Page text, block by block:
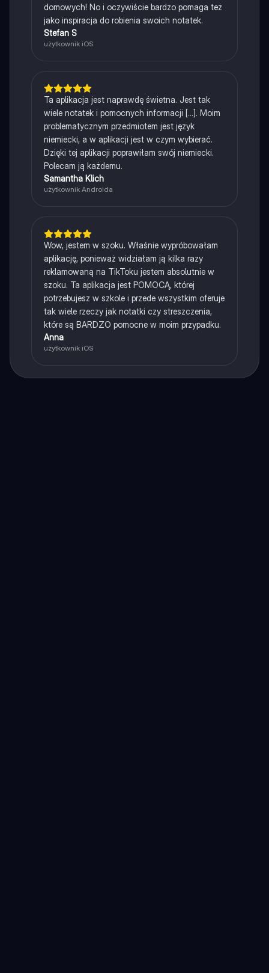
domowych! No i oczywiście bardzo pomaga też
jako inspiracja do robienia swoich notatek.
Stefan S
użytkownik iOS
Ta aplikacja jest naprawdę świetna. Jest tak
wiele notatek i pomocnych informacji [...]. Moim
problematycznym przedmiotem jest język
niemiecki, a w aplikacji jest w czym wybierać.
Dzięki tej aplikacji poprawiłam swój niemiecki.
Polecam ją każdemu.
Samantha Klich
użytkownik Androida
Wow, jestem w szoku. Właśnie wypróbowałam
aplikację, ponieważ widziałam ją kilka razy
reklamowaną na TikToku jestem absolutnie w
szoku. Ta aplikacja jest POMOCĄ, której
potrzebujesz w szkole i przede wszystkim oferuje
tak wiele rzeczy jak notatki czy streszczenia,
które są BARDZO pomocne w moim przypadku.
Anna
użytkownik iOS